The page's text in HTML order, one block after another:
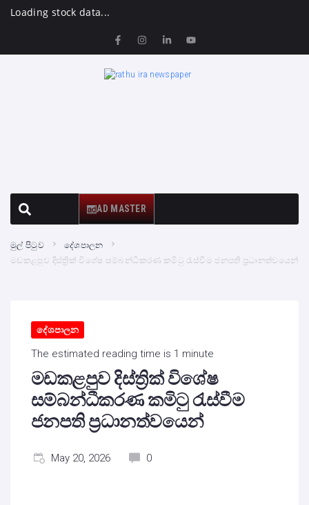
Loading stock data...
AD MASTER
මුල් පිටුව
දේශපාලන
මඩකළපුව දිස්ත්‍රික් විශේෂ සම්බන්ධීකරණ කමිටු රැස්වීම ජනපති ප්‍රධානත්වයෙන්
දේශපාලන
The estimated reading time is 1 minute
මඩකළපුව දිස්ත්‍රික් විශේෂ
සම්බන්ධීකරණ කමිටු රැස්වීම
ජනපති ප්‍රධානත්වයෙන්
May 20, 2026 0